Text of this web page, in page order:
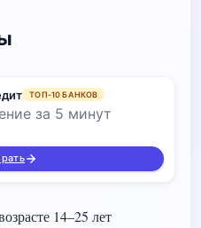
ТОП-10 БАНКОВ
за 5 минут
14–25 лет